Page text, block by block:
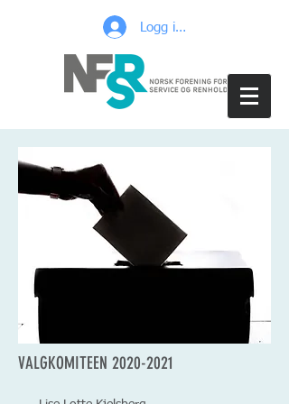
Logg inn
VALGKOMITEEN 2020-2021